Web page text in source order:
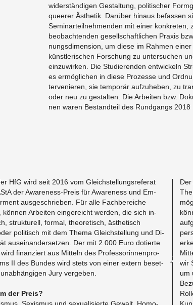
widerständi­gen Gestal­tung, poli­tis­cher
queerer Ästhetik. Darüber hin­aus be­fassen
Sem­i­narteil­nehmenden mit einer konkreten,
beobach­t­en­den gesellschaftlichen Praxis
nungs­di­men­sion, um diese im Rah­men einer
künst­lerischen Forschung zu un­ter­suchen
einzuwirken. Die Studieren­den en­twick­eln
es ermöglichen in diese Prozesse und
ter­ve­nieren, sie tem­porär aufzuheben, zu
oder neu zu gestal­ten. Die Ar­beiten bzw.
nen waren Be­standteil des Rundgangs 2018
HfG wird seit 2016 vom Gle­ich­stel­lungsreferat
der Aware­ness-Preis für Aware­ness und Em­
aus­geschrieben. Für alle Fach­bere­iche
können Ar­beiten ein­gere­icht wer­den, die sich in­
struk­turell, for­mal, the­o­retisch, ästhetisch
poli­tisch mit dem Thema Gle­ich­stel­lung und Di­
au­seinan­der­set­zen. Der mit 2.000 Euro dotierte
wird fi­nanziert aus Mit­teln des Pro­fes­sorin­nen­pro­
II des Bun­des wird stets von einer ex­tern be­set­
Jury vergeben.
der Preis?
wir
um